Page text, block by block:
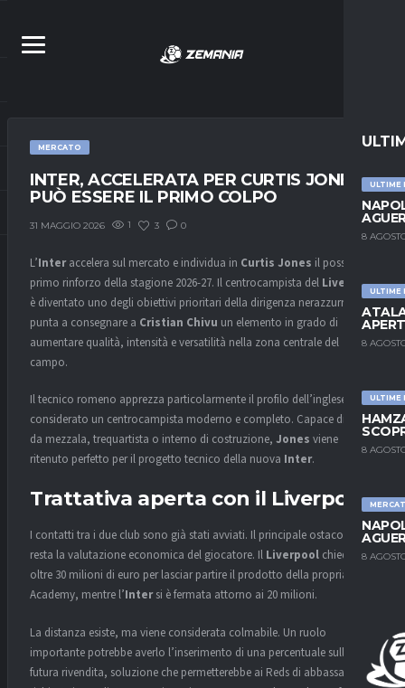
ULTIME
8
ULTIME
8
ULTIME
8
8
MERCATO
INTER, ACCELERATA PER CURTIS JONES:
PUÒ ESSERE IL PRIMO COLPO
31 MAGGIO 2026 1 3 0
L’Interaccelera sul mercato e individua in Curtis Jones il possibile
primo rinforzo della stagione 2026-27. Il centrocampista del Liverpool
è diventato uno degli obiettivi prioritari della dirigenza nerazzurra, che
punta a consegnare a Cristian Chivu un elemento in grado di
aumentare qualità, intensità e versatilità nella zona centrale del
campo.
Il tecnico romeno apprezza particolarmente il profilo dell’inglese,
considerato un centrocampista moderno e completo. Capace di agire
da mezzala, trequartista o interno di costruzione, Jones viene
ritenuto perfetto per il progetto tecnico della nuova Inter.
Trattativa aperta con il Liverpool
I contatti tra i due club sono già stati avviati. Il principale ostacolo
resta la valutazione economica del giocatore. Il Liverpool chiede
oltre 30 milioni di euro per lasciar partire il prodotto della propria
Academy, mentre l’Intersi è fermata attorno ai 20 milioni.
La distanza esiste, ma viene considerata colmabile. Un ruolo
importante potrebbe averlo l’inserimento di una percentuale sulla
futura rivendita, soluzione che permetterebbe ai Reds di abbassare le